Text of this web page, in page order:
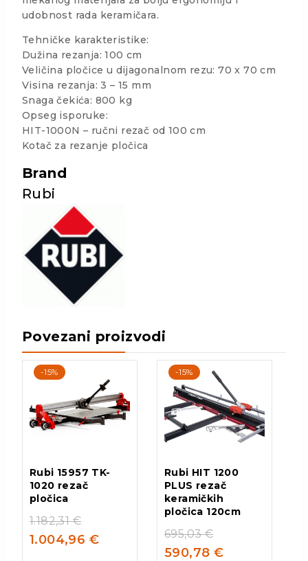
udobnost rada keramičara.
Tehničke karakteristike:
Dužina rezanja: 100 cm
Veličina pločice u dijagonalnom rezu: 70 x 70 cm
Visina rezanja: 3 – 15 mm
Snaga čekića: 800 kg
Opseg isporuke:
HIT-1000N – ručni rezač od 100 cm
Kotač za rezanje pločica
Brand
Rubi
Povezani proizvodi
-15%
Rubi 15957 TK-
1020 rezač
pločica
1.182,31€
1.004,96 €
-15%
Rubi HIT 1200
PLUS rezač
keramičkih
pločica 120cm
695,03€
590,78 €